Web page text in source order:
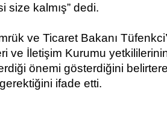
size kalmış” dedi.
ve Ticaret Bakanı
ve İletişim Kurumu
önemi gösterdiğini
ifade etti.